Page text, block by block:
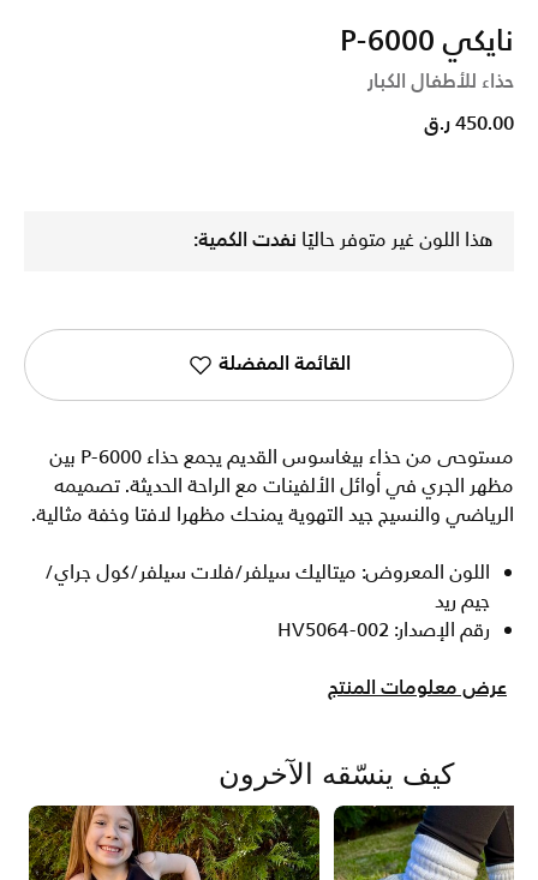
نايكي P-6000
حذاء للأطفال الكبار
450.00 ر.ق
هذا اللون غير متوفر حاليًا نفدت الكمية:
القائمة المفضلة
مستوحى من حذاء بيغاسوس القديم يجمع حذاء P-6000 بين
مظهر الجري في أوائل الألفينات مع الراحة الحديثة. تصميمه
الرياضي والنسيج جيد التهوية يمنحك مظهرا لافتا وخفة مثالية.
اللون المعروض: ميتاليك سيلفر/فلات سيلفر/كول جراي/
جيم ريد
رقم الإصدار: HV5064-002
عرض معلومات المنتج